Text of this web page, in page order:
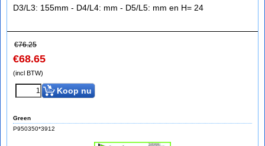
D3/L3: 155mm - D4/L4: mm - D5/L5: mm en H= 24
€76.25
€68.65
(incl BTW)
Koop nu
Green
P950350*3912